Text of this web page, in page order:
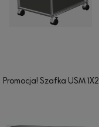
Promocja! Szafka USM 1X2